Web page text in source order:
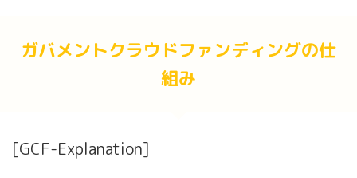
ガバメントクラウドファンディングの仕
組み
[GCF-Explanation]